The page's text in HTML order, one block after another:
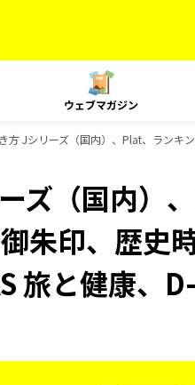
ウェブマガジン
方 Jシリーズ（国内）、Plat、ランキ
ズ（国内）
朱印、歴史
旅と健康、